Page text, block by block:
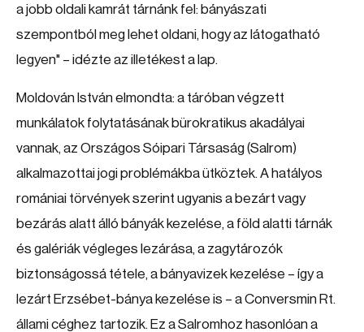
a jobb oldali kamrát tárnánk fel: bányászati
szempontból meg lehet oldani, hogy az látogatható
legyen" – idézte az illetékest a lap.
Moldován István elmondta: a táróban végzett
munkálatok folytatásának bürokratikus akadályai
vannak, az Országos Sóipari Társaság (Salrom)
alkalmazottai jogi problémákba ütköztek. A hatályos
romániai törvények szerint ugyanis a bezárt vagy
bezárás alatt álló bányák kezelése, a föld alatti tárnák
és galériák végleges lezárása, a zagytározók
biztonságossá tétele, a bányavizek kezelése – így a
lezárt Erzsébet-bánya kezelése is – a Conversmin Rt.
állami céghez tartozik. Ez a Salromhoz hasonlóan a